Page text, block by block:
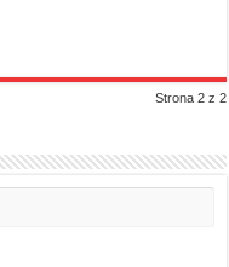
Strona 2 z 2